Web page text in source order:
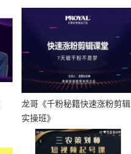
龙哥《千粉秘籍快速涨粉剪辑
实操班》